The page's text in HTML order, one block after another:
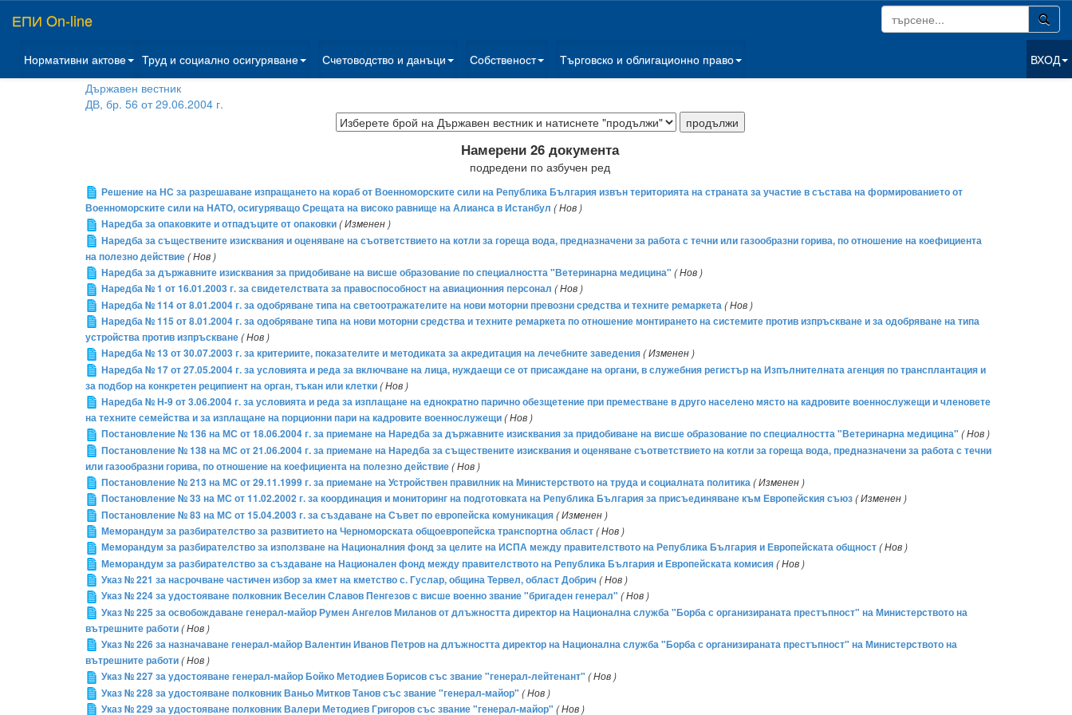
ЕПИ On-line
Нормативни актове Труд и социално осигуряване Счетоводство и данъци Собственост Търговско и облигационно право
ВХОД
Държавен вестник
ДВ, бр. 56 от 29.06.2004 г.
Намерени 26 документа
подредени по азбучен ред
Решение на НС за разрешаване изпращането на кораб от Военноморските сили на Република България извън територията на страната за участие в състава на формированието от
Военноморските сили на НАТО, осигуряващо Срещата на високо равнище на Алианса в Истанбул ( Нов )
Наредба за опаковките и отпадъците от опаковки( Изменен )
Наредба за съществените изисквания и оценяване на съответствието на котли за гореща вода, предназначени за работа с течни или газообразни горива, по отношение на коефициента
на полезно действие( Нов )
Наредба за държавните изисквания за придобиване на висше образование по специалността "Ветеринарна медицина" ( Нов )
Наредба № 1 от 16.01.2003 г. за свидетелствата за правоспособност на авиационния персонал ( Нов )
Наредба № 114 от 8.01.2004 г. за одобряване типа на светоотражателите на нови моторни превозни средства и техните ремаркета( Нов )
Наредба № 115 от 8.01.2004 г. за одобряване типа на нови моторни средства и техните ремаркета по отношение монтирането на системите против изпръскване и за одобряване на типа
устройства против изпръскване( Нов )
Наредба № 13 от 30.07.2003 г. за критериите, показателите и методиката за акредитация на лечебните заведения( Изменен )
Наредба № 17 от 27.05.2004 г. за условията и реда за включване на лица, нуждаещи се от присаждане на органи, в служебния регистър на Изпълнителната агенция по трансплантация и
за подбор на конкретен реципиент на орган, тъкан или клетки( Нов )
Наредба № Н-9 от 3.06.2004 г. за условията и реда за изплащане на еднократно парично обезщетение при преместване в друго населено място на кадровите военнослужещи и членовете
на техните семейства и за изплащане на порционни пари на кадровите военнослужещи( Нов )
Постановление № 136 на МС от 18.06.2004 г. за приемане на Наредба за държавните изисквания за придобиване на висше образование по специалността "Ветеринарна медицина" ( Нов )
Постановление № 138 на МС от 21.06.2004 г. за приемане на Наредба за съществените изисквания и оценяване съответствието на котли за гореща вода, предназначени за работа с течни
или газообразни горива, по отношение на коефициента на полезно действие( Нов )
Постановление № 213 на МС от 29.11.1999 г. за приемане на Устройствен правилник на Министерството на труда и социалната политика( Изменен )
Постановление № 33 на МС от 11.02.2002 г. за координация и мониторинг на подготовката на Република България за присъединяване към Европейския съюз( Изменен )
Постановление № 83 на МС от 15.04.2003 г. за създаване на Съвет по европейска комуникация( Изменен )
Меморандум за разбирателство за развитието на Черноморската общоевропейска транспортна област( Нов )
Меморандум за разбирателство за използване на Националния фонд за целите на ИСПА между правителството на Република България и Европейската общност( Нов )
Меморандум за разбирателство за създаване на Национален фонд между правителството на Република България и Европейската комисия( Нов )
Указ № 221 за насрочване частичен избор за кмет на кметство с. Гуслар, община Тервел, област Добрич( Нов )
Указ № 224 за удостояване полковник Веселин Славов Пенгезов с висше военно звание "бригаден генерал" ( Нов )
Указ № 225 за освобождаване генерал-майор Румен Ангелов Миланов от длъжността директор на Национална служба "Борба с организираната престъпност" на Министерството на
вътрешните работи( Нов )
Указ № 226 за назначаване генерал-майор Валентин Иванов Петров на длъжността директор на Национална служба "Борба с организираната престъпност" на Министерството на
вътрешните работи( Нов )
Указ № 227 за удостояване генерал-майор Бойко Методиев Борисов със звание "генерал-лейтенант" ( Нов )
Указ № 228 за удостояване полковник Ваньо Митков Танов със звание "генерал-майор" ( Нов )
Указ № 229 за удостояване полковник Валери Методиев Григоров със звание "генерал-майор" ( Нов )